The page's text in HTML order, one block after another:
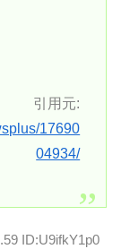
引用元:
17690
04934/
ID:U9ifkY1p0